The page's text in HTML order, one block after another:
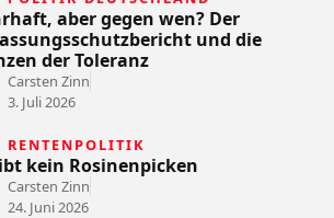
aber gegen wen? Der
und die
der Toleranz
Carsten Zinn
3. Juli 2026
RENTENPOLITIK
kein Rosinenpicken
Carsten Zinn
24. Juni 2026